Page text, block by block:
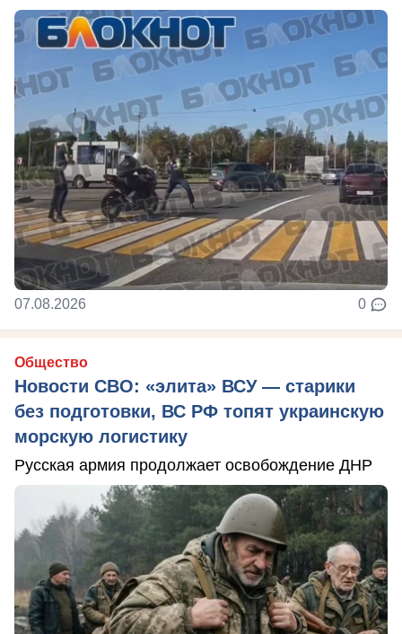
07.08.2026 0
Общество
Новости СВО: «элита» ВСУ — старики
без подготовки, ВС РФ топят украинскую
морскую логистику
Русская армия продолжает освобождение ДНР